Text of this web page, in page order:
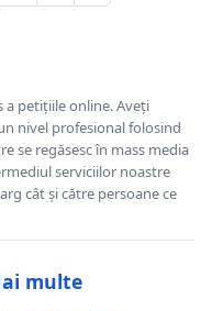
a petițiile online. Aveți
nivel profesional folosind
se regăsesc în mass media
serviciilor noastre
cât și către persoane ce
multe